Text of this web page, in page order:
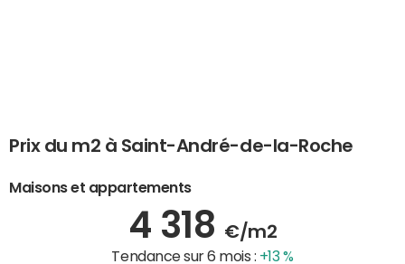
Prix du m2 à Saint-André-de-la-Roche
Maisons et appartements
4 318 €/m2
Tendance sur 6 mois : +13 %